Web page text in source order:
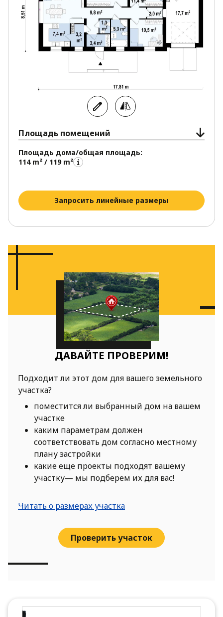
Площадь помещений
Площадь дома/общая площадь:
114 m² / 119 m²
Запросить линейные размеры
ДАВАЙТЕ ПРОВЕРИМ!
Подходит ли этот дом для вашего земельного
участка?
поместится ли выбранный дом на вашем
участке
каким параметрам должен
соответствовать дом согласно местному
плану застройки
какие еще проекты подходят вашему
участку— мы подберем их для вас!
Читать о размерах участка
Проверить участок